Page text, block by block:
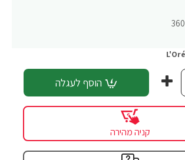
הוסף לעגלה
קניה מהירה